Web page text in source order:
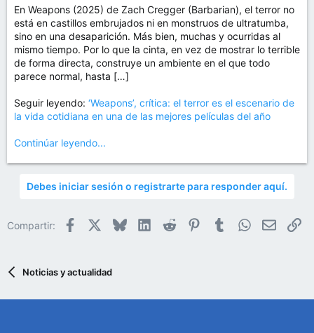
En Weapons (2025) de Zach Cregger (Barbarian), el terror no
está en castillos embrujados ni en monstruos de ultratumba,
sino en una desaparición. Más bien, muchas y ocurridas al
mismo tiempo. Por lo que la cinta, en vez de mostrar lo terrible
de forma directa, construye un ambiente en el que todo
parece normal, hasta […]
Seguir leyendo: ‘Weapons’, crítica: el terror es el escenario de
la vida cotidiana en una de las mejores películas del año
Continúar leyendo...
Debes iniciar sesión o registrarte para responder aquí.
Compartir: Facebook BlueskyLinkedIn
Reddit PinterestTumblrWhatsApp
Email
Noticias y actualidad